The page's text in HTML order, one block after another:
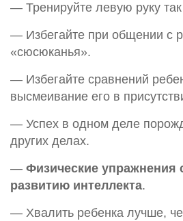
— Тренируйте левую руку
— Избегайте при общении с
«сюсюканья».
— Избегайте сравнений
высмеивание его в
— Успех в одном деле
других делах.
— Физические упражнения
развитию интеллекта.
— Хвалить ребенка лучше,